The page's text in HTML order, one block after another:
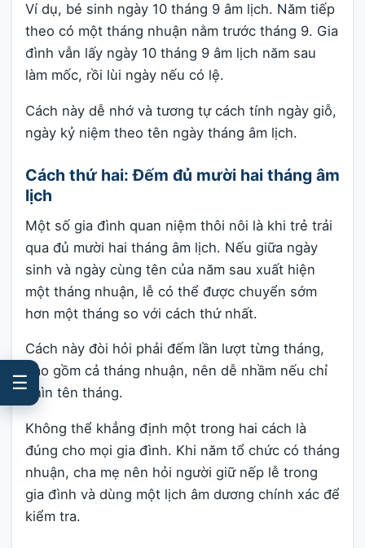
Ví dụ, bé sinh ngày 10 tháng 9 âm lịch. Năm tiếp
theo có một tháng nhuận nằm trước tháng 9. Gia
đình vẫn lấy ngày 10 tháng 9 âm lịch năm sau
làm mốc, rồi lùi ngày nếu có lệ.
Cách này dễ nhớ và tương tự cách tính ngày giỗ,
ngày kỷ niệm theo tên ngày tháng âm lịch.
Cách thứ hai: Đếm đủ mười hai tháng âm
lịch
Một số gia đình quan niệm thôi nôi là khi trẻ trải
qua đủ mười hai tháng âm lịch. Nếu giữa ngày
sinh và ngày cùng tên của năm sau xuất hiện
một tháng nhuận, lễ có thể được chuyển sớm
hơn một tháng so với cách thứ nhất.
Cách này đòi hỏi phải đếm lần lượt từng tháng,
bao gồm cả tháng nhuận, nên dễ nhầm nếu chỉ
nhìn tên tháng.
Không thể khẳng định một trong hai cách là
đúng cho mọi gia đình. Khi năm tổ chức có tháng
nhuận, cha mẹ nên hỏi người giữ nếp lễ trong
gia đình và dùng một lịch âm dương chính xác để
kiểm tra.
☰